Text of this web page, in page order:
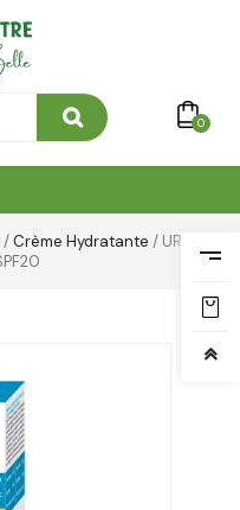
0
/Crème Hydratante / URIAGE